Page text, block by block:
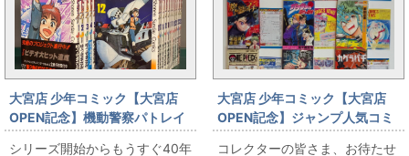
大宮店 少年コミック【大宮店
OPEN記念】機動警察パトレイ
バー初版セット出します
シリーズ開始からもうすぐ40年
大宮店 少年コミック【大宮店
OPEN記念】ジャンプ人気コミ
ック1巻初版本各種出します
コレクターの皆さま、お待たせ